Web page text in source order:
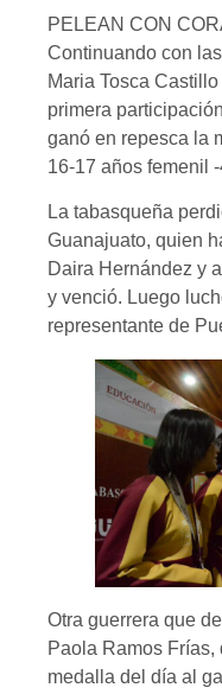
PELEAN CON
Continuando con
Maria Tosca
primera
ganó en repesca la
16-17 años femenil
La tabasqueña
Guanajuato, quien
Daira Hernández y
y venció. Luego
representante de
Otra guerrera que
Paola Ramos
medalla del día al